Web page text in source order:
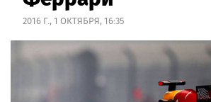
2016 Г., 1 ОКТЯБРЯ, 16:35